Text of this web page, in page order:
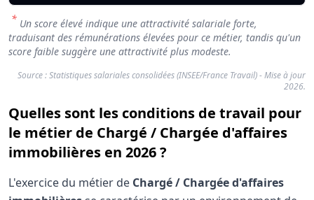
* Un score élevé indique une attractivité salariale forte,
traduisant des rémunérations élevées pour ce métier, tandis qu'un
score faible suggère une attractivité plus modeste.
Source : Statistiques salariales consolidées (INSEE/France Travail) - Mise à jour
2026.
Quelles sont les conditions de travail pour
le métier de Chargé / Chargée d'affaires
immobilières en 2026 ?
L'exercice du métier de Chargé / Chargée d'affaires